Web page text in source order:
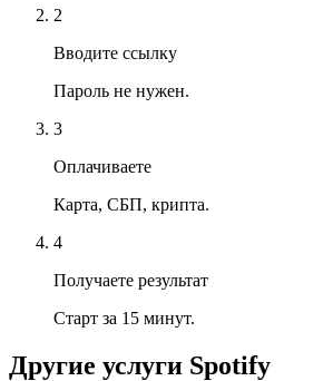
2
Вводите ссылку
Пароль не нужен.
3
Оплачиваете
Карта, СБП, крипта.
4
Получаете результат
Старт за 15 минут.
Другие услуги Spotify